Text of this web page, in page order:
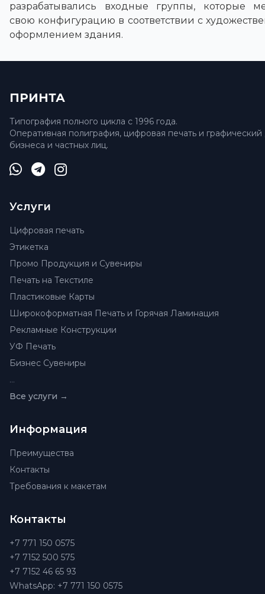
разрабатывались входные группы, которые
свою конфигурацию в соответствии с
оформлением здания.
ПРИНТА
Типография полного цикла с 1996 года.
Оперативная полиграфия, цифровая печать и
бизнеса и частных лиц.
Услуги
Цифровая печать
Этикетка
Промо Продукция и Сувениры
Печать на Текстиле
Пластиковые Карты
Широкоформатная Печать и Горячая Ламинация
Рекламные Конструкции
УФ Печать
Бизнес Сувениры
…
Все услуги →
Информация
Преимущества
Контакты
Требования к макетам
Контакты
+7 771 150 0575
+7 7152 500 575
+7 7152 46 65 93
WhatsApp: +7 771 150 0575